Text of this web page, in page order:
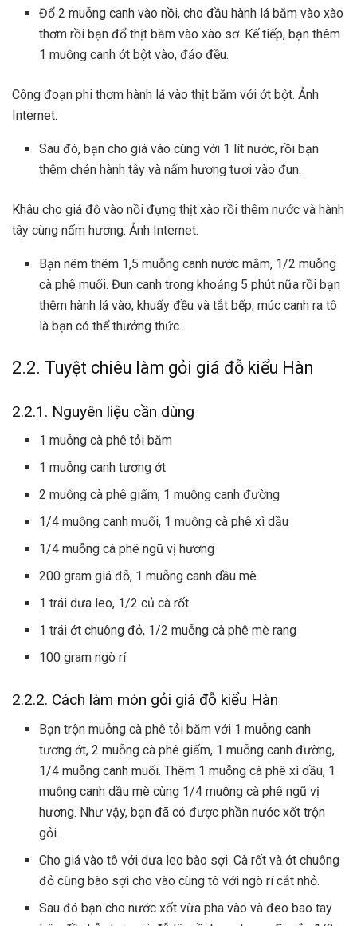
Đổ 2 muỗng canh vào nồi, cho đầu hành lá băm vào xào
thơm rồi bạn đổ thịt băm vào xào sơ. Kế tiếp, bạn thêm
1 muỗng canh ớt bột vào, đảo đều.
Công đoạn phi thơm hành lá vào thịt băm với ớt bột. Ảnh
Internet.
Sau đó, bạn cho giá vào cùng với 1 lít nước, rồi bạn
thêm chén hành tây và nấm hương tươi vào đun.
Khâu cho giá đỗ vào nồi đựng thịt xào rồi thêm nước và hành
tây cùng nấm hương. Ảnh Internet.
Bạn nêm thêm 1,5 muỗng canh nước mắm, 1/2 muỗng
cà phê muối. Đun canh trong khoảng 5 phút nữa rồi bạn
thêm hành lá vào, khuấy đều và tắt bếp, múc canh ra tô
là bạn có thể thưởng thức.
2.2. Tuyệt chiêu làm gỏi giá đỗ kiểu Hàn
2.2.1. Nguyên liệu cần dùng
1 muỗng cà phê tỏi băm
1 muỗng canhtương ớt
2 muỗng cà phê giấm, 1 muỗng canh đường
1/4 muỗng canh muối, 1 muỗng cà phê xì dầu
1/4 muỗng cà phê ngũ vị hương
200 gram giá đỗ, 1 muỗng canh dầu mè
1 trái dưa leo, 1/2 củ cà rốt
1 trái ớt chuông đỏ, 1/2 muỗng cà phê mè rang
100 gram ngò rí
2.2.2. Cách làm món gỏi giá đỗ kiểu Hàn
Bạn trộn muỗng cà phê tỏi băm với 1 muỗng canh
tương ớt, 2 muỗng cà phê giấm, 1 muỗng canh đường,
1/4 muỗng canh muối. Thêm 1 muỗng cà phê xì dầu, 1
muỗng canh dầu mè cùng 1/4 muỗng cà phê ngũ vị
hương. Như vậy, bạn đã có được phần nước xốt trộn
gỏi.
Cho giá vào tô với dưa leo bào sợi. Cà rốt và ớt chuông
đỏ cũng bào sợi cho vào cùng tô với ngò rí cắt nhỏ.
Sau đó bạn cho nước xốt vừa pha vào và đeo bao tay